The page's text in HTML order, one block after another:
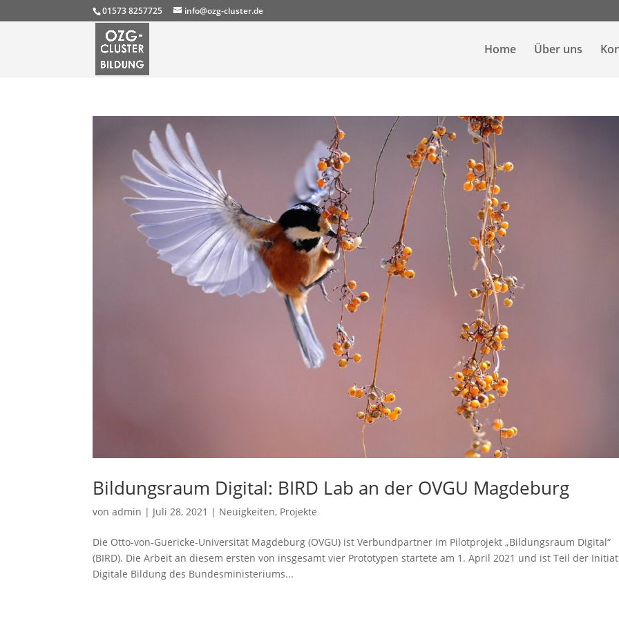
01573 8257725 info@ozg-cluster.de
Home Über uns
Bildungsraum Digital: BIRD Lab an der OVGU Magdeburg
vonadmin | Juli 28, 2021 | Neuigkeiten, Projekte
Die Otto-von-Guericke-Universität Magdeburg (OVGU) ist Verbundpartner im Pilotprojekt „Bildungsraum Digital“
(BIRD). Die Arbeit an diesem ersten von insgesamt vier Prototypen startete am 1. April 2021 und ist Teil der
Digitale Bildung des Bundesministeriums...